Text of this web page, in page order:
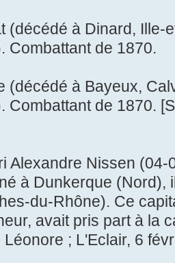
(décédé à Dinard, Ille-
Combattant de 1870.
(décédé à Bayeux,
Combattant de 1870.
Alexandre Nissen
à Dunkerque (Nord),
du-Rhône). Ce
avait pris part à la
; L'Eclair, 6